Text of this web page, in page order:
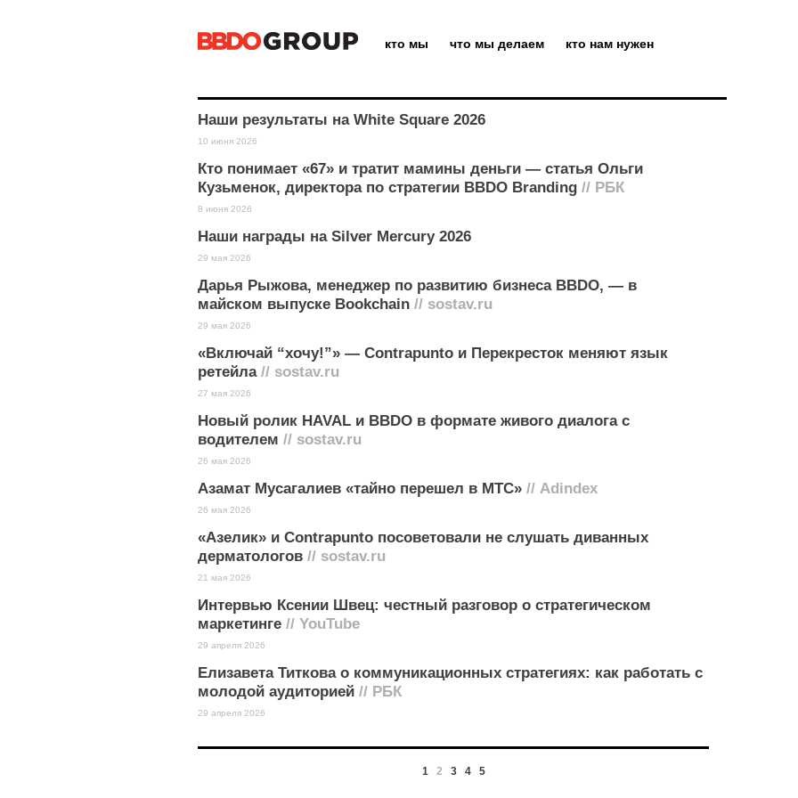
кто мы что мы делаем кто нам нужен
Наши результаты на White Square 2026
10 июня 2026
Кто понимает «67» и тратит мамины деньги — статья Ольги
Кузьменок, директора по стратегии BBDO Branding // РБК
8 июня 2026
Наши награды на Silver Mercury 2026
29 мая 2026
Дарья Рыжова, менеджер по развитию бизнеса BBDO, — в
майском выпуске Bookchain // sostav.ru
29 мая 2026
«Включай “хочу!”» — Contrapunto и Перекресток меняют язык
ретейла// sostav.ru
27 мая 2026
Новый ролик HAVAL и BBDO в формате живого диалога с
водителем // sostav.ru
26 мая 2026
Азамат Мусагалиев «тайно перешел в МТС» // Adindex
26 мая 2026
«Азелик» и Contrapunto посоветовали не слушать диванных
дерматологов // sostav.ru
21 мая 2026
Интервью Ксении Швец: честный разговор о стратегическом
маркетинге // YouTube
29 апреля 2026
Елизавета Титкова о коммуникационных стратегиях: как работать с
молодой аудиторией // РБК
29 апреля 2026
1 2 3 4 5